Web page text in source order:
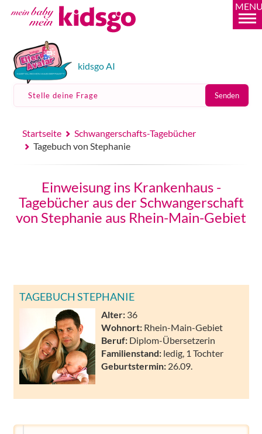
kidsgo AI
Stelle deine Frage Senden
Startseite
Schwangerschafts-Tagebücher
Tagebuch von Stephanie
Einweisung ins Krankenhaus -
Tagebücher aus der Schwangerschaft
von Stephanie aus Rhein-Main-Gebiet
TAGEBUCH STEPHANIE
Alter: 36
Wohnort: Rhein-Main-Gebiet
Beruf: Diplom-Übersetzerin
Familienstand: ledig, 1 Tochter
Geburtstermin: 26.09.